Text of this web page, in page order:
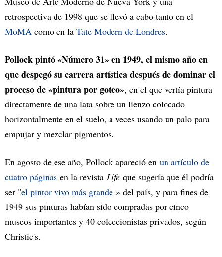
retrospectiva de 1998 que se llevó a cabo tanto en el
MoMA como en la Tate Modern de Londres.
Pollock pintó «Número 31» en 1949, el mismo año en
que despegó su carrera artística después de dominar el
proceso de «pintura por goteo», en el que vertía pintura
directamente de una lata sobre un lienzo colocado
horizontalmente en el suelo, a veces usando un palo para
empujar y mezclar pigmentos.
En agosto de ese año, Pollock apareció en un artículo de
cuatro páginas en la revista Life que sugería que él podría
ser "el pintor vivo más grande » del país, y para fines de
1949 sus pinturas habían sido compradas por cinco
museos importantes y 40 coleccionistas privados, según
Christie's.